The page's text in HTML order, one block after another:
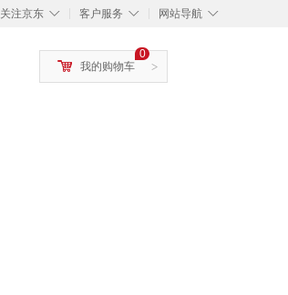
◇
关注京东 ◇
客户服务 ◇
网站导航
>
0
我的购物车